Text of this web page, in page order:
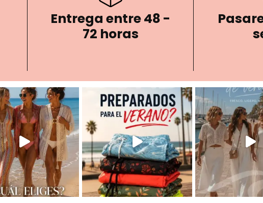
Entrega entre 48 -
72 horas